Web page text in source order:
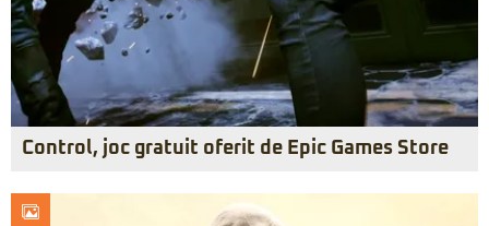
Control, joc gratuit oferit de Epic Games Store